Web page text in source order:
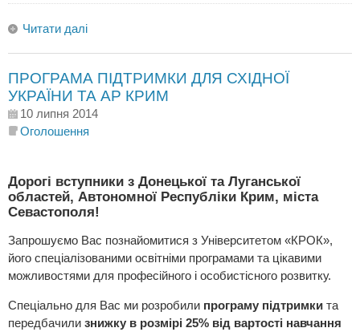
Читати далі
ПРОГРАМА ПІДТРИМКИ ДЛЯ СХІДНОЇ
УКРАЇНИ ТА АР КРИМ
10 липня 2014
Оголошення
Дорогі вступники з Донецької та Луганської
областей, Автономної Республіки Крим, міста
Севастополя!
Запрошуємо Вас познайомитися з Університетом «КРОК»,
його спеціалізованими освітніми програмами та цікавими
можливостями для професійного і особистісного розвитку.
Спеціально для Вас ми розробили програму підтримки та
передбачили знижку в розмірі 25% від вартості навчання